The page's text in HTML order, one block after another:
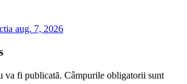
aug. 7, 2026
va fi publicată. Câmpurile obligatorii sunt